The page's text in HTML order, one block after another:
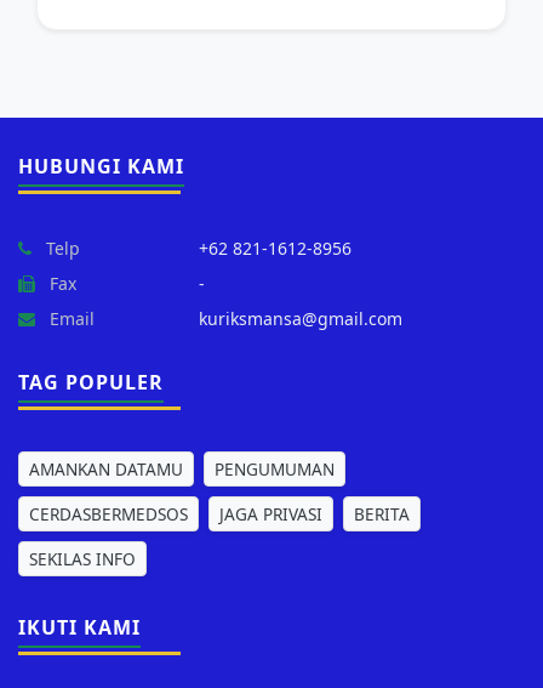
HUBUNGI KAMI
Telp
+62 821-1612-8956
Fax
-
Email
kuriksmansa@gmail.com
TAG POPULER
AMANKAN DATAMU
PENGUMUMAN
CERDASBERMEDSOS
JAGA PRIVASI
BERITA
SEKILAS INFO
IKUTI KAMI